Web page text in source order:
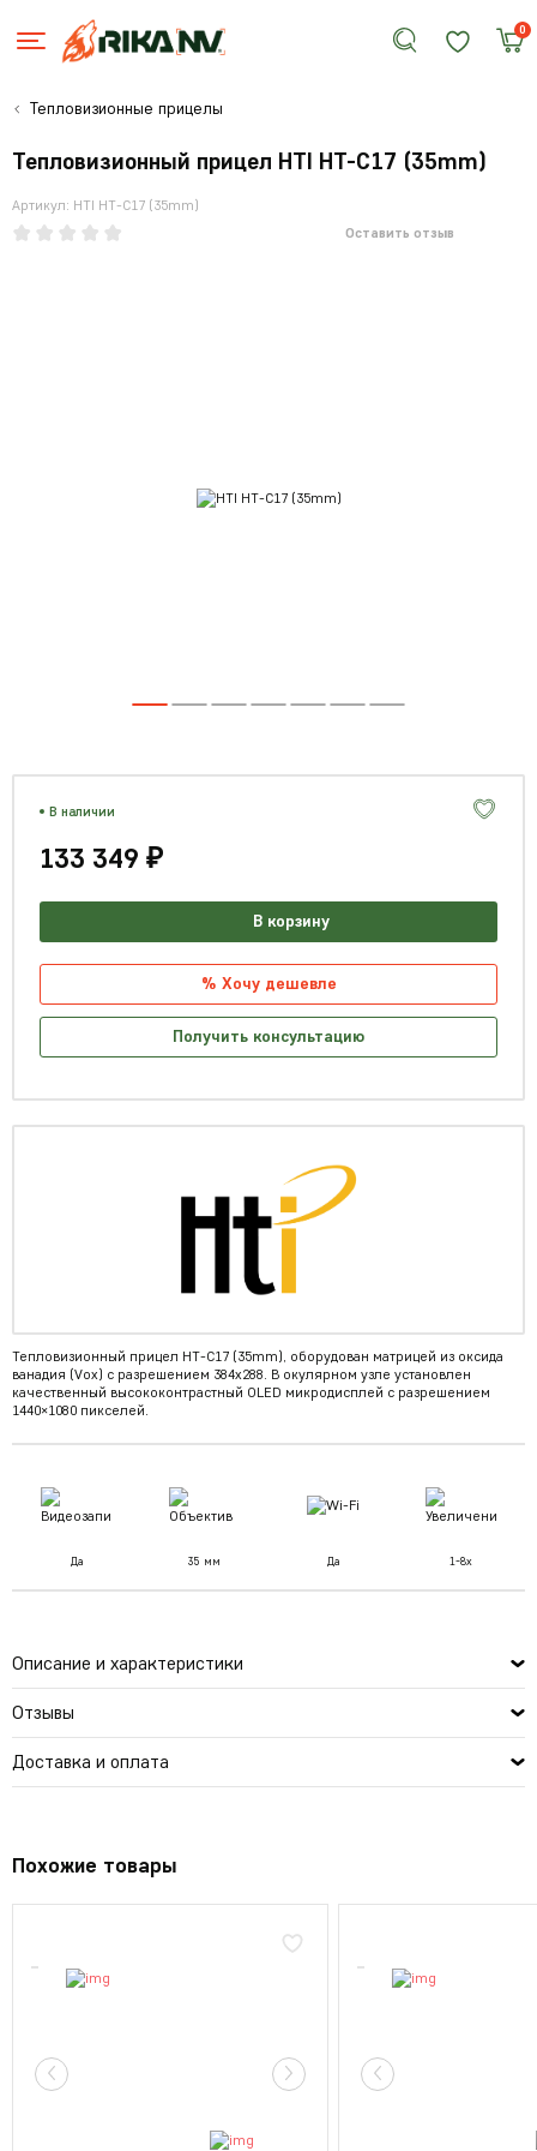
0
Тепловизионные прицелы
Тепловизионный прицел HTI HT-C17 (35mm)
Артикул: HTI HT-C17 (35mm)
Оставить отзыв
Описание и характеристики
Отзывы
Доставка и оплата
В наличии
133 349 ₽
В корзину
% Хочу дешевле
Получить консультацию
Тепловизионный прицел HT-C17 (35mm), оборудован матрицей из оксида
ванадия (Vox) с разрешением 384x288. В окулярном узле установлен
качественный высококонтрастный OLED микродисплей с разрешением
1440×1080 пикселей.
Да 35 мм Да 1-8х
Похожие товары